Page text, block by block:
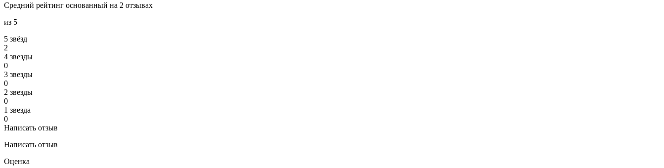
Средний рейтинг основанный на 2 отзывах
из 5
5 звёзд
2
4 звeзды
0
3 звeзды
0
2 звeзды
0
1 звeзда
0
Написать отзыв
Написать отзыв
Оценка